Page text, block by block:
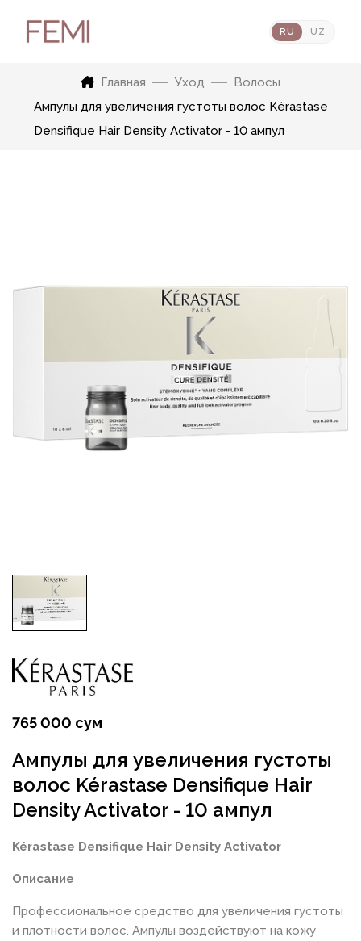
RU UZ
Главная Уход
Волосы
Ампулы для увеличения густоты волос Kérastase
Densifique Hair Density Activator - 10 ампул
765 000 сум
Ампулы для увеличения густоты
волос Kérastase Densifique Hair
Density Activator - 10 ампул
Kérastase Densifique Hair Density Activator
Описание
Профессиональное средство для увеличения густоты
и плотности волос. Ампулы воздействуют на кожу